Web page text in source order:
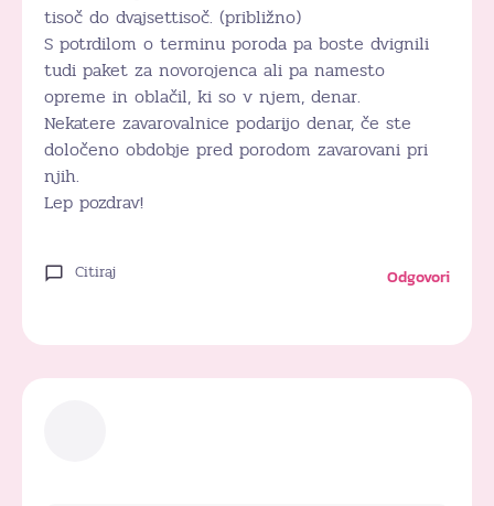
tisoč do dvajsettisoč. (približno)
S potrdilom o terminu poroda pa boste dvignili
tudi paket za novorojenca ali pa namesto
opreme in oblačil, ki so v njem, denar.
Nekatere zavarovalnice podarijo denar, če ste
določeno obdobje pred porodom zavarovani pri
njih.
Lep pozdrav!
Citiraj Odgovori